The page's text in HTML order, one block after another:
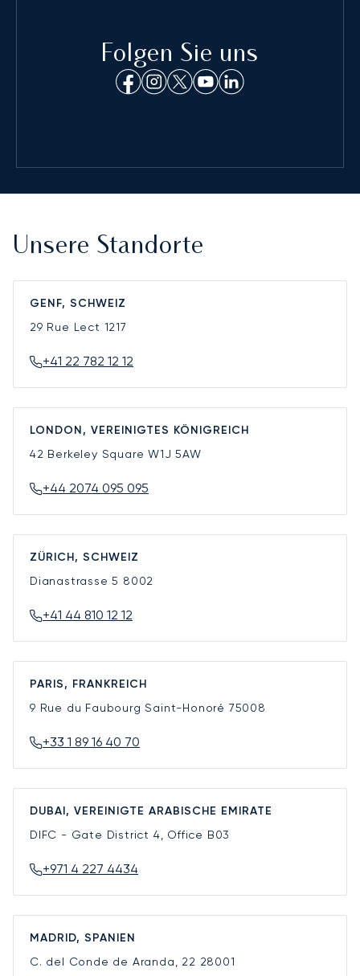
Folgen Sie uns
Unsere Standorte
GENF, SCHWEIZ
29 Rue Lect 1217
+41 22 782 12 12
LONDON, VEREINIGTES KÖNIGREICH
42 Berkeley SquareW1J 5AW
+44 2074 095 095
ZÜRICH, SCHWEIZ
Dianastrasse 5 8002
+41 44 810 12 12
PARIS, FRANKREICH
9 Rue du Faubourg Saint-Honoré 75008
+33 1 89 16 40 70
DUBAI, VEREINIGTE ARABISCHE EMIRATE
DIFC - Gate District 4, Office B03
+971 4 227 4434
MADRID, SPANIEN
C. del Conde de Aranda, 22 28001